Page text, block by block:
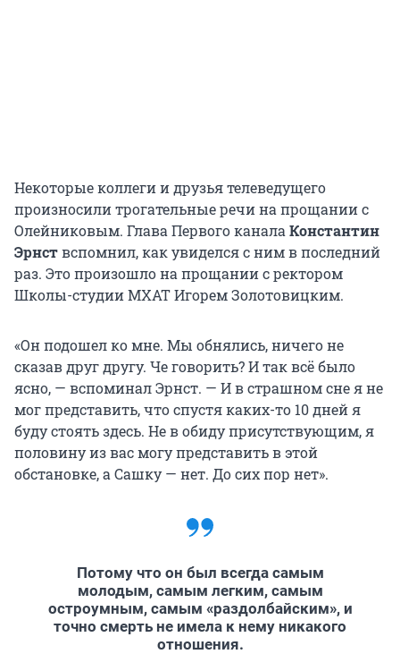
Некоторые коллеги и друзья телеведущего
произносили трогательные речи на прощании с
Олейниковым. Глава Первого канала Константин
Эрнствспомнил, как увиделся с ним в последний
раз. Это произошло на прощании с ректором
Школы-студии МХАТ Игорем Золотовицким.
«Он подошел ко мне. Мы обнялись, ничего не
сказав друг другу. Че говорить? И так всё было
ясно, — вспоминал Эрнст. — И в страшном сне я не
мог представить, что спустя каких-то 10 дней я
буду стоять здесь. Не в обиду присутствующим, я
половину из вас могу представить в этой
обстановке, а Сашку — нет. До сих пор нет».
Потому что он был всегда самым
молодым, самым легким, самым
остроумным, самым «раздолбайским», и
точно смерть не имела к нему никакого
отношения.